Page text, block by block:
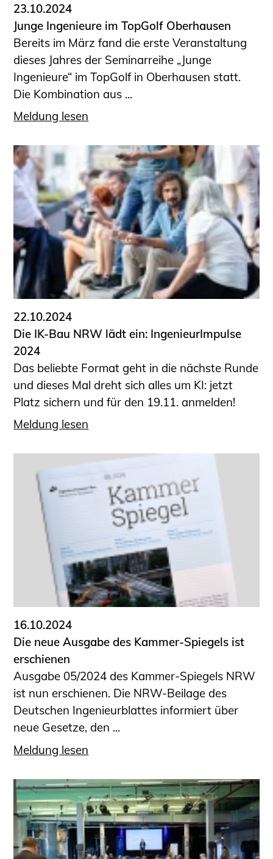
23.10.2024
Junge Ingenieure im TopGolf Oberhausen
Bereits im März fand die erste Veranstaltung
dieses Jahres der Seminarreihe „Junge
Ingenieure“ im TopGolf in Oberhausen statt.
Die Kombination aus ...
Meldung lesen
22.10.2024
Die IK-Bau NRW lädt ein: IngenieurImpulse
2024
Das beliebte Format geht in die nächste Runde
und dieses Mal dreht sich alles um KI: jetzt
Platz sichern und für den 19.11. anmelden!
Meldung lesen
16.10.2024
Die neue Ausgabe des Kammer-Spiegels ist
erschienen
Ausgabe 05/2024 des Kammer-Spiegels NRW
ist nun erschienen. Die NRW-Beilage des
Deutschen Ingenieurblattes informiert über
neue Gesetze, den ...
Meldung lesen